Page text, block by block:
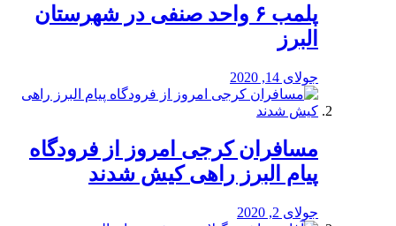
پلمب ۶ واحد صنفی در شهرستان
البرز
جولای 14, 2020
مسافران کرجی امروز از فرودگاه
پیام البرز راهی کیش شدند
جولای 2, 2020